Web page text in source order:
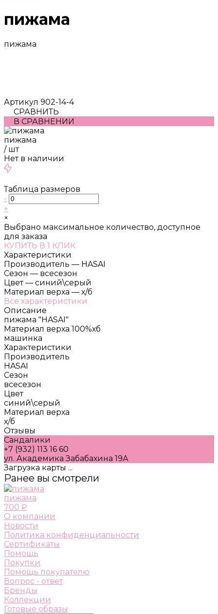
пижама
пижама
Артикул 902-14-4
СРАВНИТЬ
В СРАВНЕНИИ
пижама
/ шт
Нет в наличии
Таблица размеров
-
+
×
Выбрано максимальное количество, доступное
для заказа
КУПИТЬ В 1 КЛИК
Характеристики
Производитель — HASAI
Сезон — всесезон
Цвет — синий\серый
Материал верха — х/б
Все характеристики
Описание
пижама "HASAI"
Материал верха 100%хб
машинка
Характеристики
Производитель
HASAI
Сезон
всесезон
Цвет
синий\серый
Материал верха
х/б
Отзывы
Сандалики
+7 (932) 113 16 60
ул. Академика Забабахина 19А
Загрузка карты ...
Ранее вы смотрели
пижама
700 ₽
О компании
Новости
Политика конфиденциальности
Сертификаты
Помощь
Покупки
Помощь покупателю
Вопрос - ответ
Бренды
Коллекции
Готовые образы